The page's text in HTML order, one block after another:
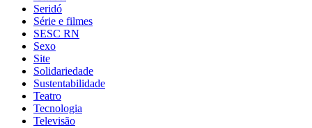
Seridó
Série e filmes
SESC RN
Sexo
Site
Solidariedade
Sustentabilidade
Teatro
Tecnologia
Televisão